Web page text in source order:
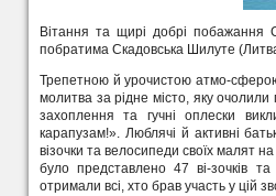
Вітання та щирі добрі побажання
побратима Скадовська Шилуте
Трепетною й урочистою атмо-сферою
молитва за рідне місто, яку
захоплення та гучні оплески
карапузам!». Люблячі й активні
візочки та велосипеди своїх малят
було представлено 47 ві-зочків
отримали всі, хто брав участь у цій